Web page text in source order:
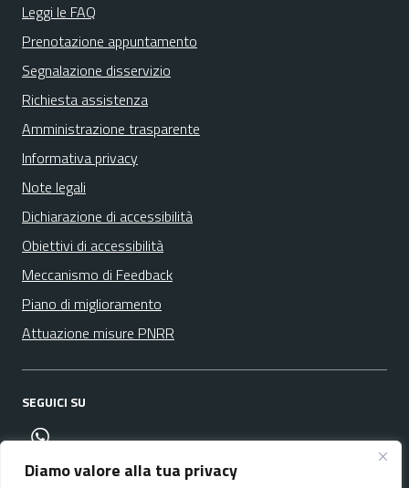
Diamo valore alla tua privacy
Leggi le FAQ
Prenotazione appuntamento
Segnalazione disservizio
Richiesta assistenza
Amministrazione trasparente
Informativa privacy
Note legali
Dichiarazione di accessibilità
Obiettivi di accessibilità
Meccanismo di Feedback
Piano di miglioramento
Attuazione misure PNRR
SEGUICI SU
canale whatsapp